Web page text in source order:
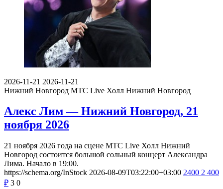
2026-11-21 2026-11-21
Нижний Новгород МТС Live Холл Нижний Новгород
Алекс Лим — Нижний Новгород, 21
ноября 2026
21 ноября 2026 года на сцене МТС Live Холл Нижний
Новгород состоится большой сольный концерт Александра
Лима. Начало в 19:00.
https://schema.org/InStock 2026-08-09T03:22:00+03:00 2400 2 400
₽ 3 0